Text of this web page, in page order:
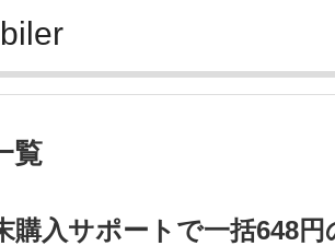
覧
購入サポートで一括648円